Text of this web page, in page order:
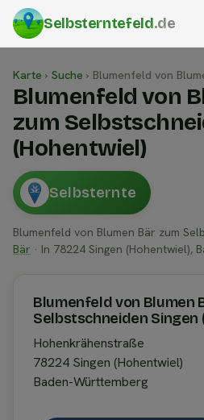
Selbsterntefeld.de
Karte › Suche › Blumenfeld von
Blumenfeld von
zum
(Hohentwiel)
Selbsternte
Blumenfeld von Blumen Bär zum
Bär · In 78224 Singen (Hohentwiel),
Blumenfeld von Blumen
Selbstschneiden Singen
Hohenkrähenstraße
78224 Singen (Hohentwiel)
Baden-Württemberg